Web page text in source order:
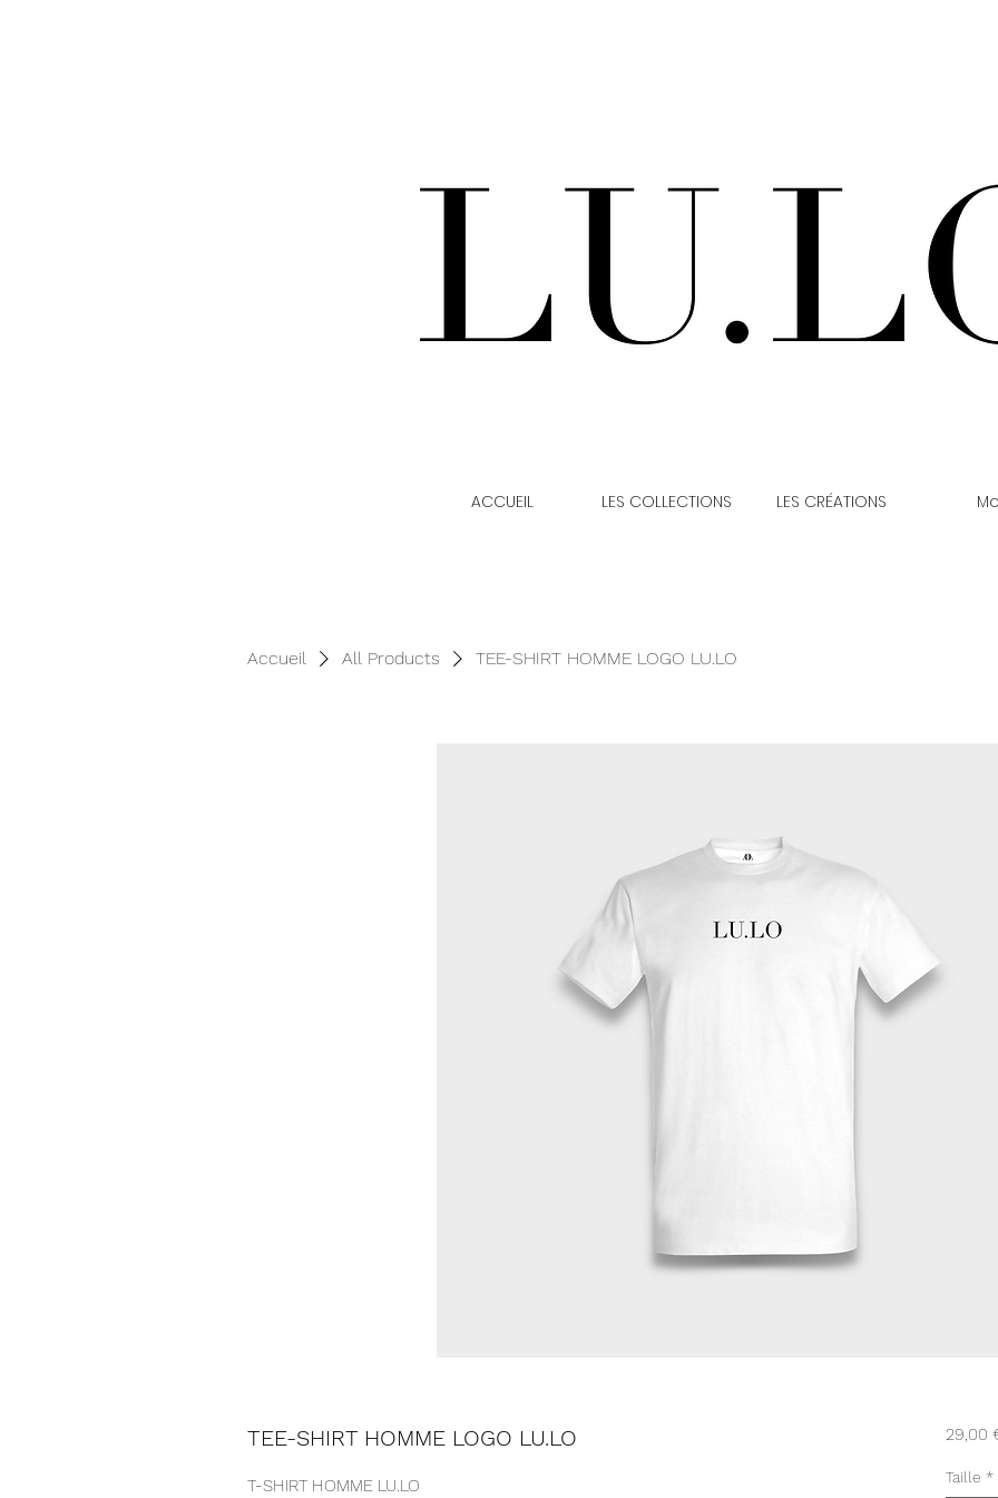
ACCUEIL LES COLLECTIONS LES CRÉATIONS
Accueil All Products TEE-SHIRT HOMME LOGO LU.LO
TEE-SHIRT HOMME LOGO LU.LO
T-SHIRT HOMME LU.LO
29,00
Taille *